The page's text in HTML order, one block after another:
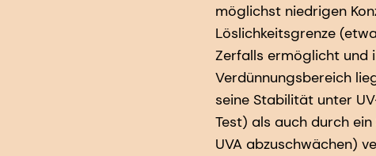
möglichst niedrigen
Löslichkeitsgrenze
Zerfalls ermöglicht und
Verdünnungsbereich
seine Stabilität unter
Test) als auch durch
UVA abzuschwächen)